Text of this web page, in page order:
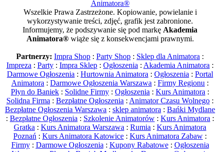
Animatora®
Wszelkie Prawa Zastrzeżone. Kopiowanie, powielanie i
wykorzystywanie treści, zdjęć, grafik jest zabronione.
Informujemy, że podszywanie się pod markę Akademia
Animatora®wiąże się z konsekwencjami prawnymi.
Partnerzy: Impra Shop : Party Shop : Sklep dla Animatora :
Impreza : Party : Impra Sklep : Ogłoszenia : Akademia Animatora :
Darmowe Ogłoszenia : Hurtownia Animatora : Ogłoszenia : Portal
Animatora : Darmowe Ogłoszenia Warszawa : Firmy Regionu :
Płyn do Baniek : Solidne Firmy : Ogłoszenia : Kurs Animatora :
Solidna Firma : Bezpłatne Ogłoszenia : Animator Czasu Wolnego :
Bezpłatne Ogłoszenia Warszawa : sklep animatora : Bańki Mydlane
: Bezpłatne Ogłoszenia : Szkolenie Animatorów : Kurs Animatora :
Gratka : Kurs Animatora Warszawa : Rumia : Kurs Animatora
Poznań : Kurs Animatora Katowice : Kurs Animatora Zabaw :
Firmy: Darmowe Ogłoszenia : Kupony Rabatowe: Ogłoszenia